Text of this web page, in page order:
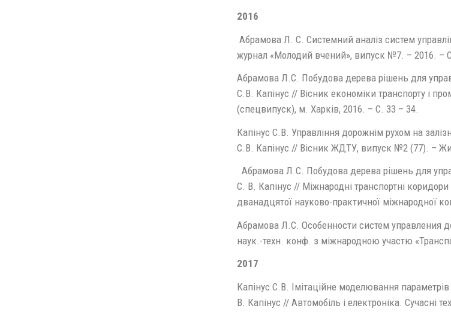
2016
Абрамова Л. С. Системний аналіз систем
журнал «Молодий вчений», випуск №7. – 2016. –
Абрамова Л.С. Побудова дерева рішень для
С.В. Капінус // Вісник економіки транспорту і
(спецвипуск), м. Харків, 2016. – С. 33 – 34.
Капінус С.В. Управління дорожнім рухом на
С.В. Капінус // Вісник ЖДТУ, випуск №2 (77). –
Абрамова Л.С. Побудова дерева рішень для
С. В. Капінус // Міжнародні транспортні
дванадцятої науково-практичної міжнародної
Абрамова Л.С. Особенности систем
наук.-техн. конф. з міжнародною участю
2017
Капінус С.В. Імітаційне моделювання
В. Капінус // Автомобіль і електроніка. Сучасні